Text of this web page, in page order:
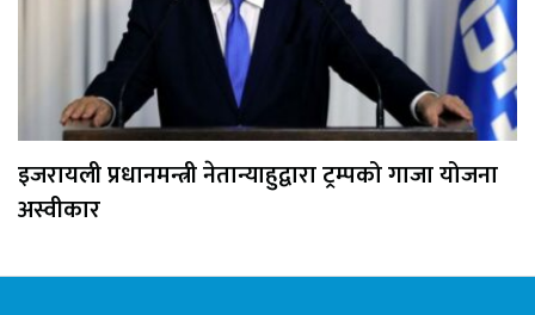
इजरायली प्रधानमन्त्री नेतान्याहुद्वारा ट्रम्पको गाजा योजना
अस्वीकार